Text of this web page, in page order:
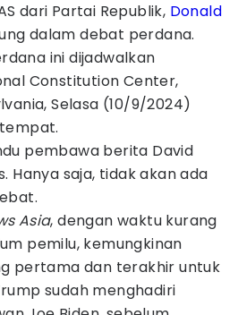
dari Partai Republik, Donald
dalam debat perdana.
ini dijadwalkan
Constitution Center,
Selasa (10/9/2024)
pembawa berita David
Hanya saja, tidak akan ada
Asia, dengan waktu kurang
pemilu, kemungkinan
pertama dan terakhir untuk
sudah menghadiri